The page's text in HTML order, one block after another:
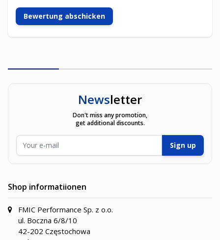
Bewertung abschicken
Newsletter
Don't miss any promotion,
get additional discounts.
Sign up
Shop informatiionen
FMIC Performance Sp. z o.o.
ul. Boczna 6/8/10
42-202 Częstochowa